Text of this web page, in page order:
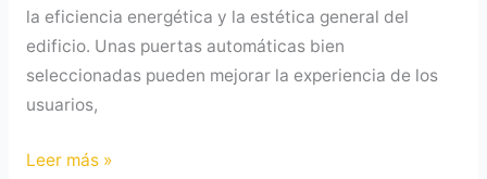
la eficiencia energética y la estética general del
edificio. Unas puertas automáticas bien
seleccionadas pueden mejorar la experiencia de los
usuarios,
Leer más »